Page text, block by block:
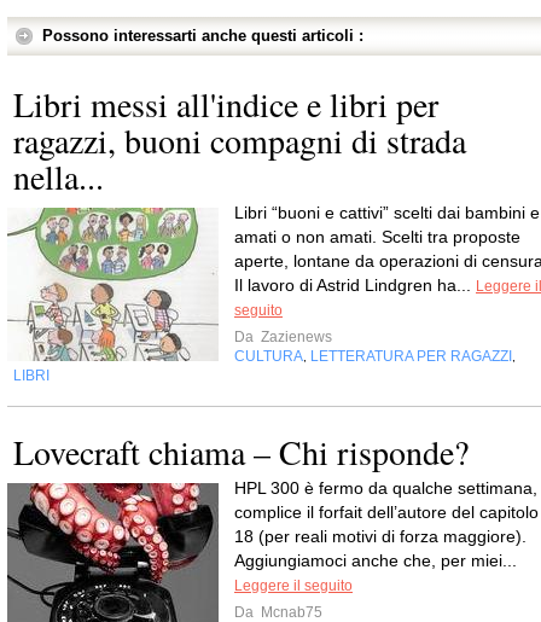
Possono interessarti anche questi articoli :
Libri messi all'indice e libri per
ragazzi, buoni compagni di strada
nella...
Libri “buoni e cattivi” scelti dai bambini e
amati o non amati. Scelti tra proposte
aperte, lontane da operazioni di
Il lavoro di Astrid Lindgren ha...
Leggere il
seguito
Da Zazienews
CULTURA LETTERATURA PER RAGAZZI
LIBRI
Lovecraft chiama – Chi risponde?
HPL 300 è fermo da qualche settimana,
complice il forfait dell’autore del capitolo
18 (per reali motivi di forza maggiore).
Aggiungiamoci anche che, per miei...
Leggere il seguito
Da Mcnab75